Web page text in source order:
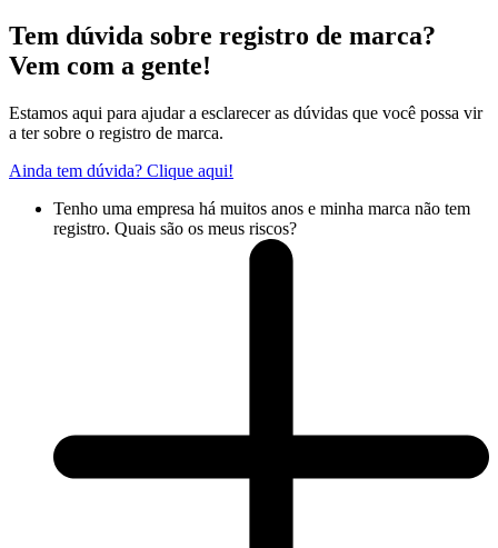
Tem dúvida sobre registro de marca?
Vem com a gente!
Estamos aqui para ajudar a esclarecer as dúvidas que você possa vir
a ter sobre o registro de marca.
Ainda tem dúvida? Clique aqui!
Tenho uma empresa há muitos anos e minha marca não tem
registro. Quais são os meus riscos?